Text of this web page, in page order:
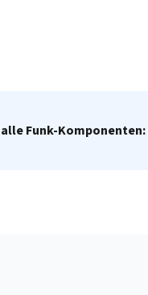
Funk-Komponenten: